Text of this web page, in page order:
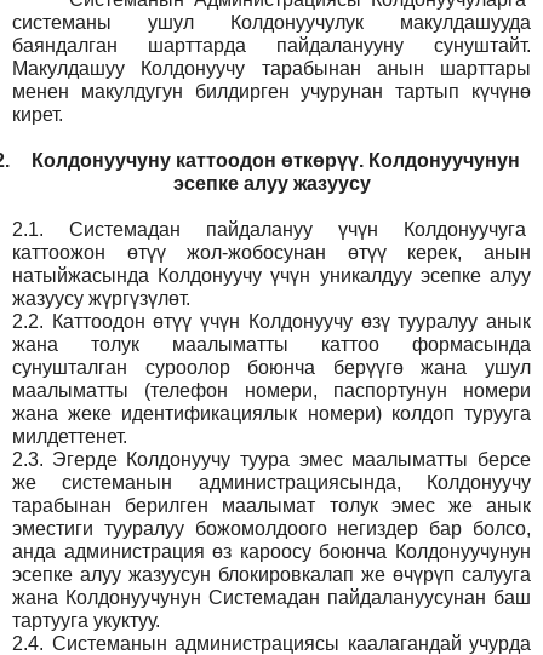
системаны ушул Колдонуучулук макулдашууда
баяндалган шарттарда пайдаланууну сунуштайт.
Макулдашуу Колдонуучу тарабынан анын шарттары
менен макулдугун билдирген учурунан тартып күчүнө
кирет.
Колдонуучуну каттоодон өткөрүү. Колдонуучунун
эсепке алуу жазуусу
2.1.
Системадан пайдалануу үчүн Колдонуучуга
каттоожон өтүү жол-жобосунан өтүү керек, анын
натыйжасында Колдонуучу үчүн уникалдуу эсепке алуу
жазуусу жүргүзүлөт.
2.2. Каттоодон өтүү үчүн Колдонуучу өзү тууралуу анык
жана толук маалыматты каттоо формасында
сунушталган суроолор боюнча берүүгө жана ушул
маалыматты (телефон номери, паспортунун номери
жана жеке идентификациялык номери) колдоп турууга
милдеттенет.
2.3. Эгерде Колдонуучу туура эмес маалыматты берсе
же системанын администрациясында, Колдонуучу
тарабынан берилген маалымат толук эмес же анык
эместиги тууралуу божомолдоого негиздер бар болсо,
анда администрация өз кароосу боюнча Колдонуучунун
эсепке алуу жазуусун блокировкалап же өчүрүп салууга
жана Колдонуучунун Системадан пайдалануусунан баш
тартууга укуктуу.
2.4. Системанын администрациясы каалагандай учурда